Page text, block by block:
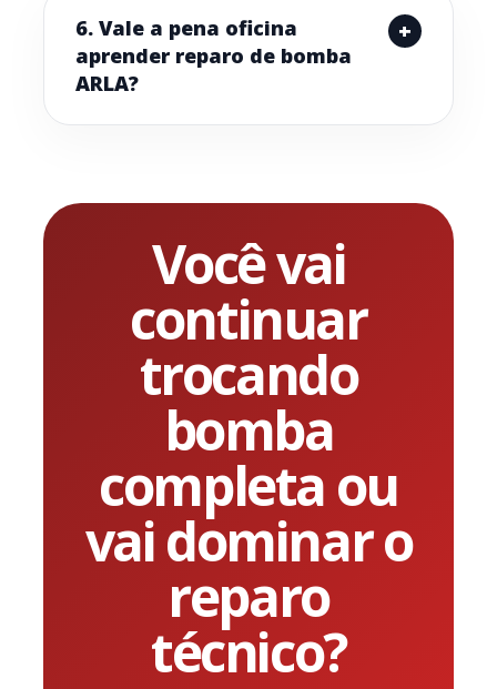
6. Vale a pena oficina
aprender reparo de bomba
ARLA?
Você vai
continuar
trocando
bomba
completa ou
vai dominar o
reparo
técnico?